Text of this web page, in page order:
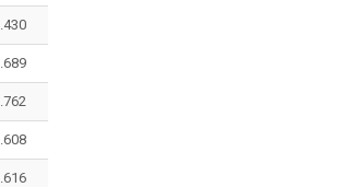
.430
.689
.762
.608
.616